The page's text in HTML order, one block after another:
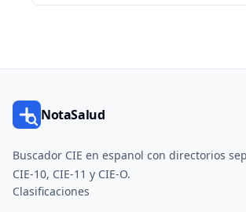
NotaSalud
Buscador CIE en espanol con directorios
CIE-10, CIE-11 y CIE-O.
Clasificaciones